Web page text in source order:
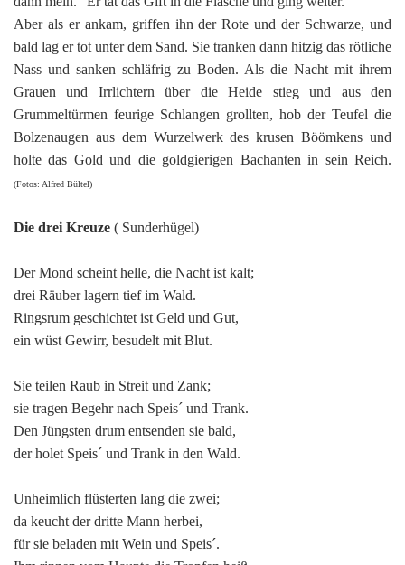
Aber als er ankam, griffen ihn der Rote und der Schwarze, und
bald lag er tot unter dem Sand. Sie tranken dann hitzig das rötliche
Nass und sanken schläfrig zu Boden. Als die Nacht mit ihrem
Grauen und Irrlichtern über die Heide stieg und aus den
Grummeltürmen feurige Schlangen grollten, hob der Teufel die
Bolzenaugen aus dem Wurzelwerk des krusen Böömkens und
holte das Gold und die goldgierigen Bachanten in sein Reich.
(Fotos: Alfred Bültel)
Die drei Kreuze ( Sunderhügel)
Der Mond scheint helle, die Nacht ist kalt;
drei Räuber lagern tief im Wald.
Ringsrum geschichtet ist Geld und Gut,
ein wüst Gewirr, besudelt mit Blut.
Sie teilen Raub in Streit und Zank;
sie tragen Begehr nach Speis´ und Trank.
Den Jüngsten drum entsenden sie bald,
der holet Speis´ und Trank in den Wald.
Unheimlich flüsterten lang die zwei;
da keucht der dritte Mann herbei,
für sie beladen mit Wein und Speis´.